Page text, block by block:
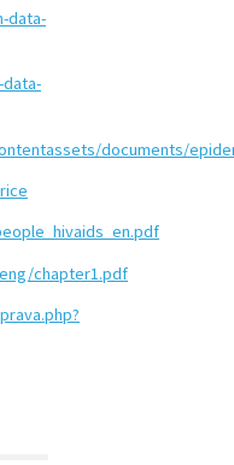
data-
documents/
chapter1.pdf